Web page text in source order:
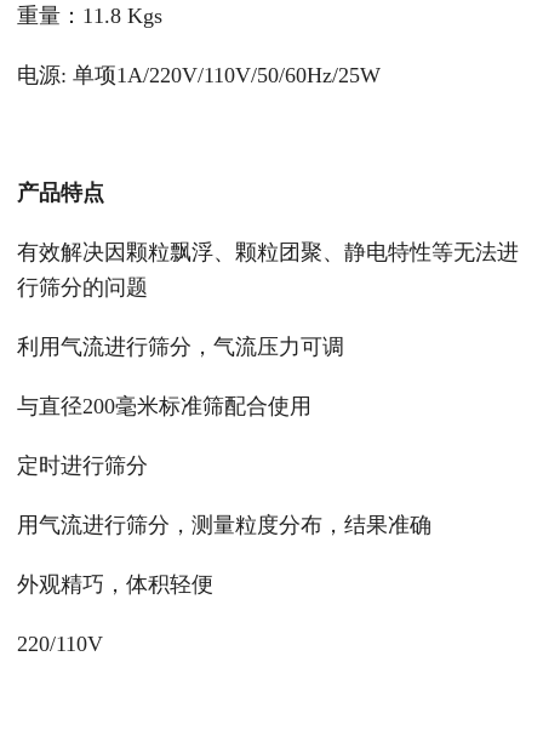
重量：11.8 Kgs
电源: 单项1A/220V/110V/50/60Hz/25W
产品特点
有效解决因颗粒飘浮、颗粒团聚、静电特性等无法进
行筛分的问题
利用气流进行筛分，气流压力可调
与直径200毫米标准筛配合使用
定时进行筛分
用气流进行筛分，测量粒度分布，结果准确
外观精巧，体积轻便
220/110V